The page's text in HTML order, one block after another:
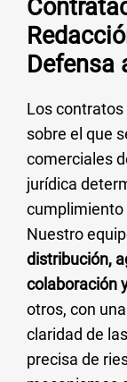
Defensa
Los
sobre el que
comerciales
jurídica
cumplimiento
Nuestro
distribución,
colaboración
otros, con
claridad de
precisa de